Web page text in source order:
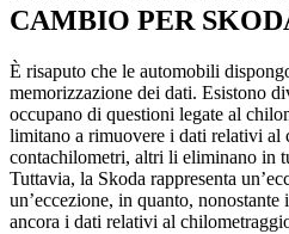
CAMBIO PER
È risaputo che le automobili
memorizzazione dei dati. Esistono
occupano di questioni legate al
limitano a rimuovere i dati relativi al
contachilometri, altri li eliminano in
Tuttavia, la Skoda rappresenta
un’eccezione, in quanto,
ancora i dati relativi al